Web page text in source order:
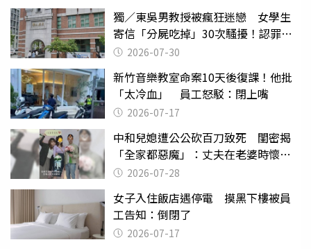
獨／東吳男教授被瘋狂迷戀 女學生
寄信「分屍吃掉」30次騷擾！認罪免
關 2026-07-30
新竹音樂教室命案10天後復課！他批
「太冷血」 員工怒駁：閉上嘴
2026-07-17
中和兒媳遭公公砍百刀致死 閨密揭
「全家都惡魔」：丈夫在老婆時懷孕
摔東西
2026-07-28
女子入住飯店遇停電 摸黑下樓被員
工告知：倒閉了
2026-07-17